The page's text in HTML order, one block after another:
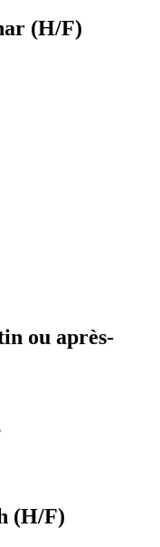
(H/F)
ou après-
(H/F)